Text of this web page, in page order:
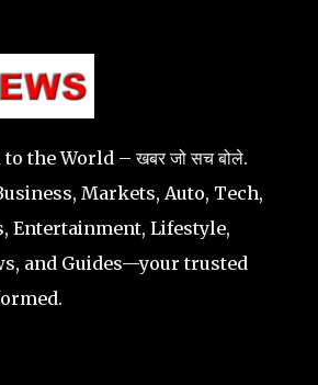
the World – खबर जो सच बोले.
Markets, Auto, Tech,
Entertainment, Lifestyle,
and Guides—your trusted